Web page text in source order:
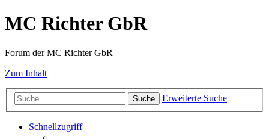
MC Richter GbR
Forum der MC Richter GbR
Zum Inhalt
Suche Erweiterte Suche
Schnellzugriff